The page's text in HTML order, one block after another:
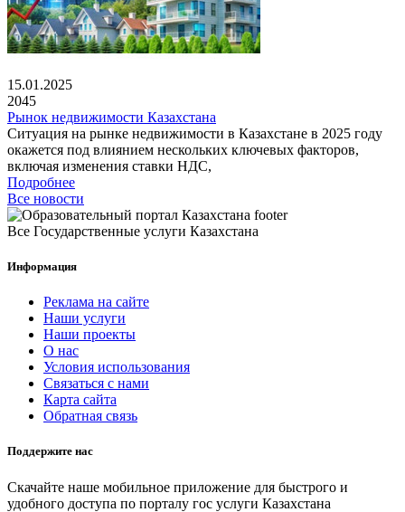
15.01.2025
2045
Рынок недвижимости Казахстана
Ситуация на рынке недвижимости в Казахстане в 2025 году
окажется под влиянием нескольких ключевых факторов,
включая изменения ставки НДС,
Подробнее
Все новости
Все Государственные услуги Казахстана
Информация
Реклама на сайте
Наши услуги
Наши проекты
О нас
Условия использования
Связаться с нами
Карта сайта
Обратная связь
Поддержите нас
Скачайте наше мобильное приложение для быстрого и
удобного доступа по порталу гос услуги Казахстана